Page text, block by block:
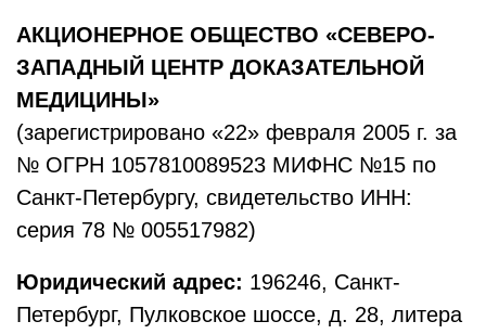
АКЦИОНЕРНОЕ ОБЩЕСТВО «СЕВЕРО-
ЗАПАДНЫЙ ЦЕНТР ДОКАЗАТЕЛЬНОЙ
МЕДИЦИНЫ»
(зарегистрировано «22» февраля 2005 г. за
№ ОГРН 1057810089523 МИФНС №15 по
Санкт-Петербургу, свидетельство ИНН:
серия 78 № 005517982)
Юридический адрес: 196246, Санкт-
Петербург, Пулковское шоссе, д. 28, литера